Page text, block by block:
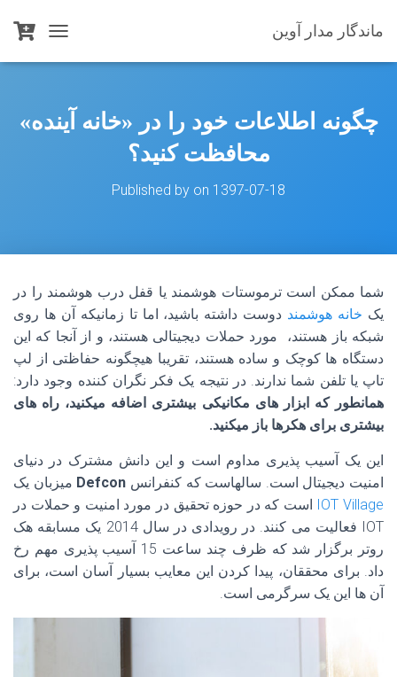
ماندگار مدار آوین
O
E
N
چگونه اطلاعات خود را در «خانه آینده»
محافظت کنید؟
Published by on 1397-07-18
شما ممکن است ترموستات هوشمند یا قفل درب هوشمند را در
یک خانه هوشمند دوست داشته باشید، اما تا زمانیکه آن ها روی
شبکه باز هستند، مورد حملات دیجیتالی هستند، و از آنجا که این
دستگاه ها کوچک و ساده هستند، تقریبا هیچگونه حفاظتی از لپ
تاپ یا تلفن شما ندارند. در نتیجه یک فکر نگران کننده وجود دارد:
همانطور که ابزار های مکانیکی بیشتری اضافه میکنید، راه های
بیشتری برای هکرها باز میکنید.
این یک آسیب پذیری مداوم است و این دانش مشترک در دنیای
امنیت دیجیتال است. سالهاست که کنفرانس Defcon میزبان یک
IOT Village است که در حوزه تحقیق در مورد امنیت و حملات در
IOT فعالیت می کنند. در رویدادی در سال 2014 یک مسابقه هک
روتر برگزار شد که ظرف چند ساعت 15 آسیب پذیری مهم رخ
داد. برای محققان، پیدا کردن این معایب بسیار آسان است، برای
آن ها این یک سرگرمی است.